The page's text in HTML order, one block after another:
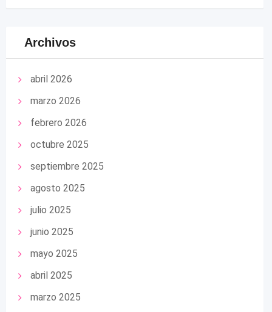
Archivos
abril 2026
marzo 2026
febrero 2026
octubre 2025
septiembre 2025
agosto 2025
julio 2025
junio 2025
mayo 2025
abril 2025
marzo 2025